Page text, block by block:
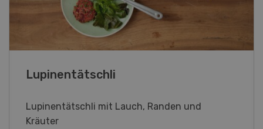
Frühlingsrollen
Frühlingsrollen mit Poulet